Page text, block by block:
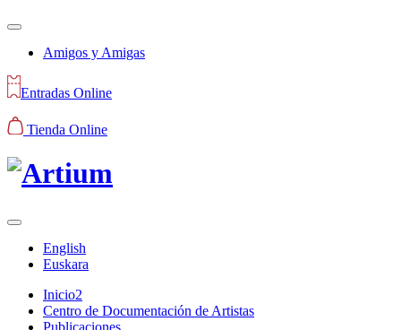
Amigos y Amigas
Entradas Online
Tienda Online
English
Euskara
Inicio2
Centro de Documentación de Artistas
Publicaciones